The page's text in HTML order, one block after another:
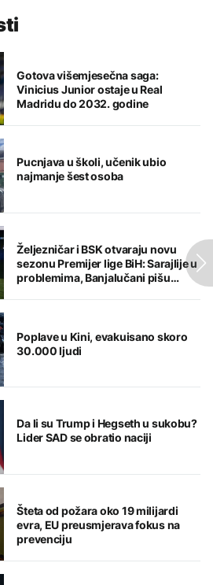
Gotova višemjesečna saga:
Vinicius Junior ostaje u Real
Madridu do 2032. godine
Pucnjava u školi, učenik ubio
najmanje šest osoba
Željezničar i BSK otvaraju novu
sezonu Premijer lige BiH: Sarajlije u
problemima, Banjalučani pišu
Poplave u Kini, evakuisano skoro
30.000 ljudi
Da li su Trump i Hegseth u sukobu?
Lider SAD se obratio naciji
Šteta od požara oko 19 milijardi
evra, EU preusmjerava fokus na
prevenciju